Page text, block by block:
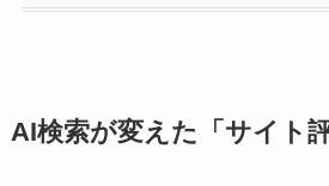
AI検索が変えた「サイト